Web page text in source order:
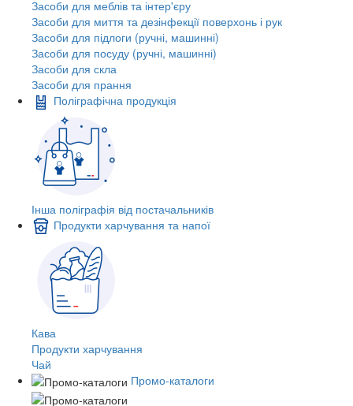
Засоби для меблів та інтер'єру
Засоби для миття та дезінфекції поверхонь і рук
Засоби для підлоги (ручні, машинні)
Засоби для посуду (ручні, машинні)
Засоби для скла
Засоби для прання
Поліграфічна продукція
Інша поліграфія від постачальників
Продукти харчування та напої
Кава
Продукти харчування
Чай
Промо-каталоги